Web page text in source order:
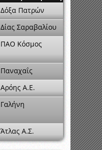
Δόξα Πατρών
Δίας Σαραβαλίου
ΠΑΟ Κόσμος
Παναχαΐς
Αρόης Α.Ε.
Γαλήνη
Άτλας Α.Σ.